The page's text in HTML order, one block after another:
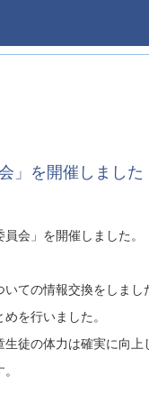
」を開催しました
会」を開催しました。
ての情報交換をしまし
を行いました。
徒の体力は確実に向上